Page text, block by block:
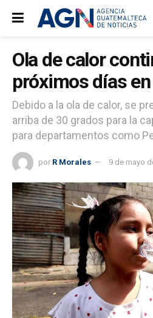
Ola de calor
próximos días
Debido a la ola de calor, se
arriba de 30 grados para la
para departamentos como
por R Morales 9 de mayo